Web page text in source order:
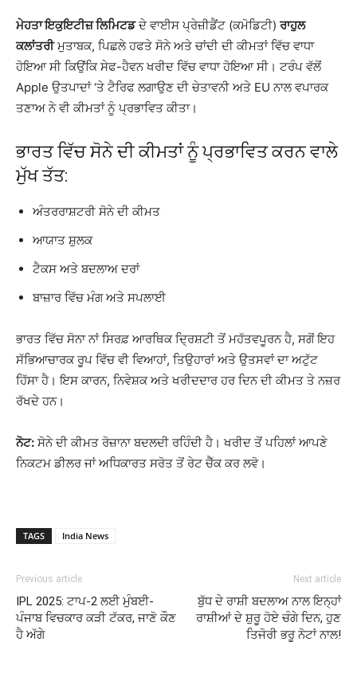
ਮੇਹਤਾ ਇਕੁਇਟੀਜ਼ ਲਿਮਿਟਡਦੇ ਵਾਈਸ ਪ੍ਰੇਜ਼ੀਡੈਂਟ (ਕਮੋਡਿਟੀ) ਰਾਹੁਲ
ਕਲਾਂਤਰੀਮੁਤਾਬਕ, ਪਿਛਲੇ ਹਫਤੇ ਸੋਨੇ ਅਤੇ ਚਾਂਦੀ ਦੀ ਕੀਮਤਾਂ ਵਿੱਚ ਵਾਧਾ
ਹੋਇਆ ਸੀ ਕਿਉਂਕਿ ਸੇਫ-ਹੈਵਨ ਖਰੀਦ ਵਿੱਚ ਵਾਧਾ ਹੋਇਆ ਸੀ। ਟਰੰਪ ਵੱਲੋਂ
Apple ਉਤਪਾਦਾਂ ‘ਤੇ ਟੈਰਿਫ ਲਗਾਉਣ ਦੀ ਚੇਤਾਵਨੀ ਅਤੇ EU ਨਾਲ ਵਪਾਰਕ
ਤਣਾਅ ਨੇ ਵੀ ਕੀਮਤਾਂ ਨੂੰ ਪ੍ਰਭਾਵਿਤ ਕੀਤਾ।
ਭਾਰਤ ਵਿੱਚ ਸੋਨੇ ਦੀ ਕੀਮਤਾਂ ਨੂੰ ਪ੍ਰਭਾਵਿਤ ਕਰਨ ਵਾਲੇ
ਮੁੱਖ ਤੱਤ:
ਅੰਤਰਰਾਸ਼ਟਰੀ ਸੋਨੇ ਦੀ ਕੀਮਤ
ਆਯਾਤ ਸ਼ੁਲਕ
ਟੈਕਸ ਅਤੇ ਬਦਲਾਅ ਦਰਾਂ
ਬਾਜ਼ਾਰ ਵਿੱਚ ਮੰਗ ਅਤੇ ਸਪਲਾਈ
ਭਾਰਤ ਵਿੱਚ ਸੋਨਾ ਨਾਂ ਸਿਰਫ਼ ਆਰਥਿਕ ਦ੍ਰਿਸ਼ਟੀ ਤੋਂ ਮਹੱਤਵਪੂਰਨ ਹੈ, ਸਗੋਂ ਇਹ
ਸੱਭਿਆਚਾਰਕ ਰੂਪ ਵਿੱਚ ਵੀ ਵਿਆਹਾਂ, ਤਿਉਹਾਰਾਂ ਅਤੇ ਉਤਸਵਾਂ ਦਾ ਅਟੁੱਟ
ਹਿੱਸਾ ਹੈ। ਇਸ ਕਾਰਨ, ਨਿਵੇਸ਼ਕ ਅਤੇ ਖਰੀਦਦਾਰ ਹਰ ਦਿਨ ਦੀ ਕੀਮਤ ਤੇ ਨਜ਼ਰ
ਰੱਖਦੇ ਹਨ।
ਨੋਟ: ਸੋਨੇ ਦੀ ਕੀਮਤ ਰੋਜ਼ਾਨਾ ਬਦਲਦੀ ਰਹਿੰਦੀ ਹੈ। ਖਰੀਦ ਤੋਂ ਪਹਿਲਾਂ ਆਪਣੇ
ਨਿਕਟਮ ਡੀਲਰ ਜਾਂ ਅਧਿਕਾਰਤ ਸਰੋਤ ਤੋਂ ਰੇਟ ਚੈੱਕ ਕਰ ਲਵੋ।
TAGS India News
Previous article
IPL 2025: ਟਾਪ-2 ਲਈ ਮੁੰਬਈ-
ਪੰਜਾਬ ਵਿਚਕਾਰ ਕੜੀ ਟੱਕਰ, ਜਾਣੋ ਕੌਣ
ਹੈ ਅੱਗੇ
Next article
ਬੁੱਧ ਦੇ ਰਾਸ਼ੀ ਬਦਲਾਅ ਨਾਲ ਇਨ੍ਹਾਂ
ਰਾਸ਼ੀਆਂ ਦੇ ਸ਼ੁਰੂ ਹੋਏ ਚੰਗੇ ਦਿਨ, ਹੁਣ
ਤਿਜੋਰੀ ਭਰੂ ਨੋਟਾਂ ਨਾਲ!